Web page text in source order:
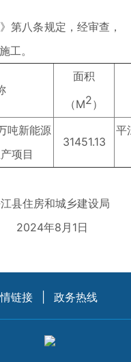
第八条规定，经审查，
工。
面积
（M2）
吨新能源
项目
31451.13
平
住房和城乡建设局
2024年8月1日
链接 政务热线